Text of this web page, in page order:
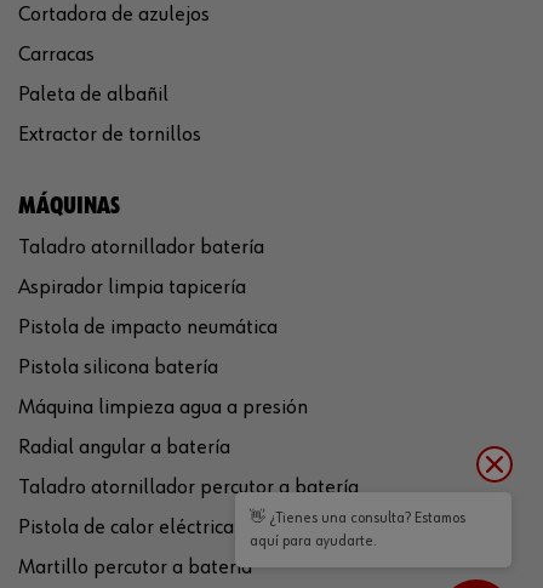
Cortadora de azulejos
Carracas
Paleta de albañil
Extractor de tornillos
MÁQUINAS
Taladro atornillador batería
Aspirador limpia tapicería
Pistola de impacto neumática
Pistola silicona batería
Máquina limpieza agua a presión
Radial angular a batería
Taladro atornillador percutor a batería
Pistola de calor eléctrica
Martillo percutor a batería
👋 ¿Tienes una consulta? Estamos
aquí para ayudarte.